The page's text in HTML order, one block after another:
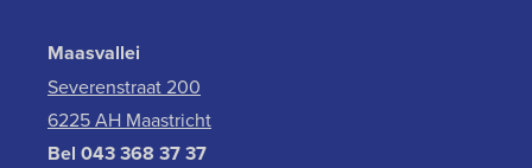
Maasvallei
Severenstraat 200
6225 AH Maastricht
Bel 043 368 37 37